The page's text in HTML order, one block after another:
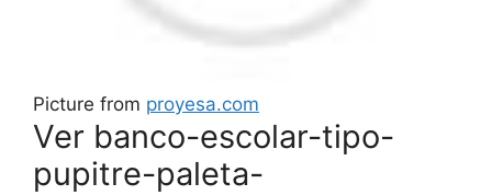
Picture from proyesa.com
Ver banco-escolar-tipo-
pupitre-paleta-